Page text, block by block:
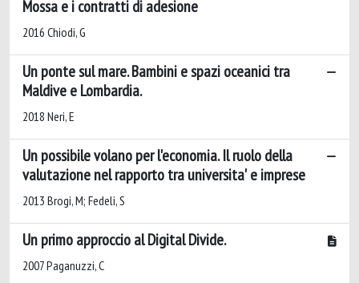
Mossa e i contratti di adesione
2016 Chiodi, G
Un ponte sul mare. Bambini e spazi oceanici tra
Maldive e Lombardia.
2018 Neri, E
Un possibile volano per l'economia. Il ruolo della
valutazione nel rapporto tra universita' e imprese
2013 Brogi, M; Fedeli, S
Un primo approccio al Digital Divide.
2007 Paganuzzi, C